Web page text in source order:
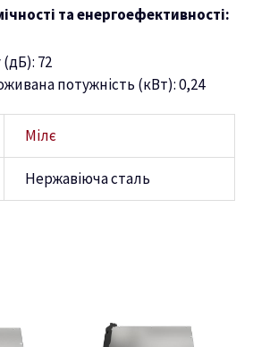
та енергоефективності:
72
потужність (кВт): 0,24
Мілє
Нержавіюча сталь